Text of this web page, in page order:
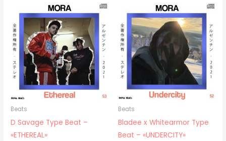
Beats
D Savage Type Beat –
«ETHEREAL»
Beats
Bladee x Whitearmor Type
Beat – «UNDERCITY»